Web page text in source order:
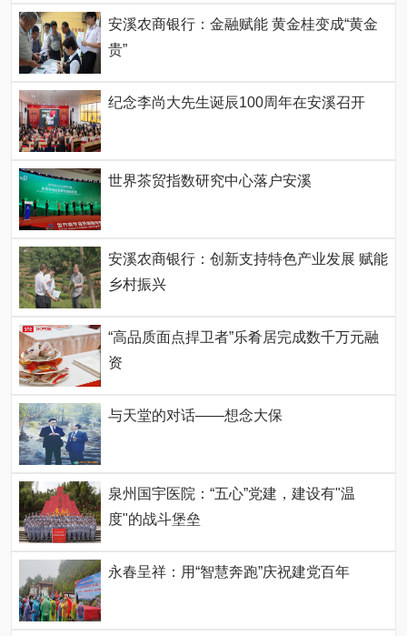
安溪农商银行：金融赋能 黄金桂变成“黄金
贵”
纪念李尚大先生诞辰100周年在安溪召开
世界茶贸指数研究中心落户安溪
安溪农商银行：创新支持特色产业发展 赋能
乡村振兴
“高品质面点捍卫者”乐肴居完成数千万元融
资
与天堂的对话——想念大保
泉州国宇医院：“五心”党建，建设有"温
度"的战斗堡垒
永春呈祥：用“智慧奔跑”庆祝建党百年